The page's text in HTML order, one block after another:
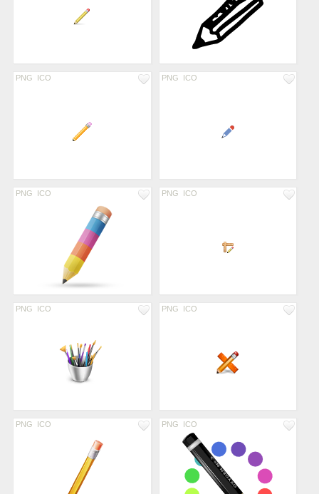
PNG ICO PNG ICO
PNG ICO PNG ICO
PNG ICO PNG ICO
PNG ICO PNG ICO